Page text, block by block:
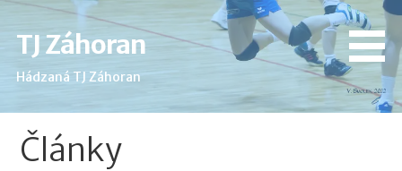
Skip
content
TJ Záhoran
Hádzaná TJ Záhoran
Články